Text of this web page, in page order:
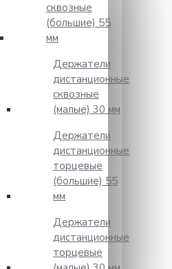
сквозные
(большие) 55
мм
Держатели
дистанционные
сквозные
(малые) 30 мм
Держатели
дистанционные
торцевые
(большие) 55
мм
Держатели
дистанционные
торцевые